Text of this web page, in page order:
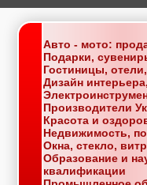
Авто - мото:
Подарки,
Гостиницы,
Дизайн
Производители
Красота и
Недвижимость,
Окна, стекло,
Образование и
квалификации